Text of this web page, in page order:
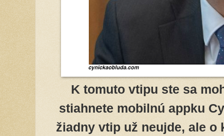
K tomuto vtipu ste sa
stiahnete mobilnú appku
žiadny vtip už neujde, ale